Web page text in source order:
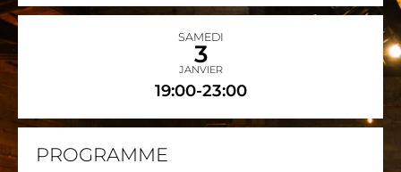
SAMEDI
3
JANVIER
19:00-23:00
PROGRAMME